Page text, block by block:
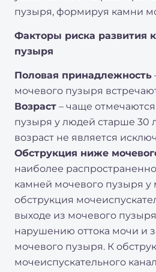
пузыря, формируя камни
Факторы риска развития
пузыря
Половая принадлежность
мочевого пузыря
Возраст – чаще
пузыря у людей старше 30
возраст не является
Обструкция ниже
наиболее
камней мочевого пузыря у
обструкция
выходе из мочевого
нарушению оттока мочи и
мочевого пузыря. К
мочеиспускательного